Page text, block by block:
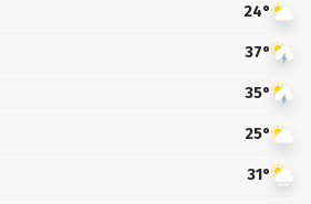
24°
37°
35°
25°
31°